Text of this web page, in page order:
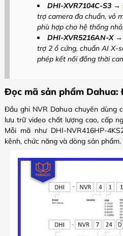
DHI-XVR7104C-S3 →
trợ camera đa chuẩn, vỏ
phù hợp cho hệ thống nhỏ.
DHI-XVR5216AN-X→
trợ 2 ổ cứng, chuẩn AI X-
phép kết nối đồng thời
Đọc mã sản phẩm Dahua:
Đầu ghi NVR Dahua chuyên dùng
lưu trữ video chất lượng cao, cấp
Mỗi mã như DHI-NVR416HP-
kênh, chức năng và dòng sản phẩm.